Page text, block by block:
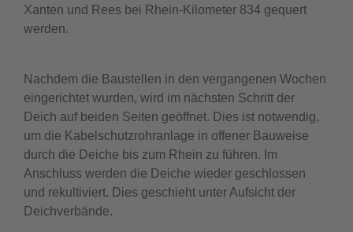
Xanten und Rees bei Rhein-Kilometer 834 gequert
werden.
Nachdem die Baustellen in den vergangenen Wochen
eingerichtet wurden, wird im nächsten Schritt der
Deich auf beiden Seiten geöffnet. Dies ist notwendig,
um die Kabelschutzrohranlage in offener Bauweise
durch die Deiche bis zum Rhein zu führen. Im
Anschluss werden die Deiche wieder geschlossen
und rekultiviert. Dies geschieht unter Aufsicht der
Deichverbände.